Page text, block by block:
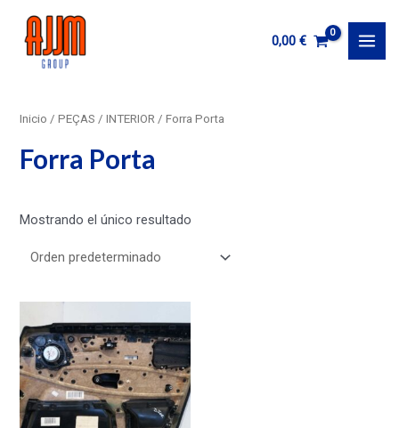
contenido
0,00 €
Inicio /PEÇAS /INTERIOR / Forra Porta
Forra Porta
Mostrando el único resultado